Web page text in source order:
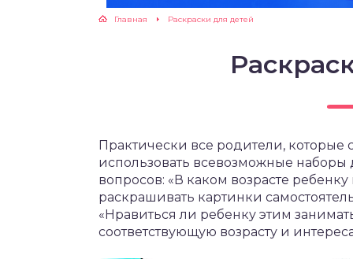
Главная Раскраски для детей
Практически все родители,
использовать всевозможные наборы
вопросов: «В каком возрасте
раскрашивать картинки
«Нравиться ли ребенку этим
соответствующую возрасту и